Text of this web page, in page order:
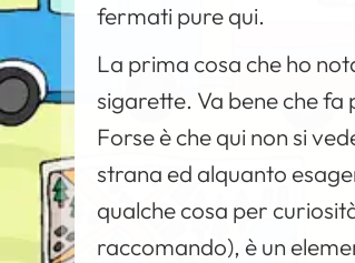
fermati pure qui.
La prima cosa che ho
sigarette. Va bene che
Forse è che qui non si
strana ed alquanto
qualche cosa per
raccomando), è un